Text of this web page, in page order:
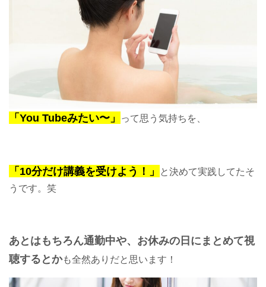
「You Tubeみたい〜」 って思う気持ちを、
「10分だけ講義を受けよう！」
と決めて実践してたそ
うです。笑
あとはもちろん通勤中や、お休みの日にまとめて視
聴するとかも全然ありだと思います！